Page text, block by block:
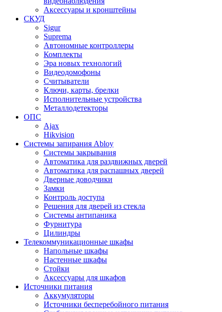
Аксессуары и кронштейны
СКУД
Sigur
Suprema
Автономные контроллеры
Комплекты
Эра новых технологий
Видеодомофоны
Считыватели
Ключи, карты, брелки
Исполнительные устройства
Металлодетекторы
ОПС
Ajax
Hikvision
Системы запирания Abloy
Cистемы закрывания
Автоматика для раздвижных дверей
Автоматика для распашных дверей
Дверные доводчики
Замки
Контроль доступа
Решения для дверей из стекла
Системы антипаника
Фурнитура
Цилиндры
Телекоммуникационные шкафы
Напольные шкафы
Настенные шкафы
Стойки
Аксессуары для шкафов
Источники питания
Аккумуляторы
Источники бесперебойного питания